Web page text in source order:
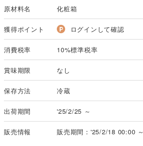
原材料名 化粧箱
獲得ポイント ログインして確認
消費税率 10%標準税率
賞味期限 なし
保存方法 冷蔵
出荷期間 '25/2/25 ～
販売情報 販売期間：'25/2/18 00:00 ～